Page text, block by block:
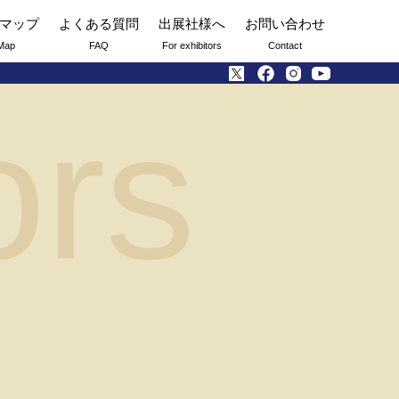
ップ よくある質問
FAQ
出展社様へ
For exhibitors
お問い合わせ
Contact